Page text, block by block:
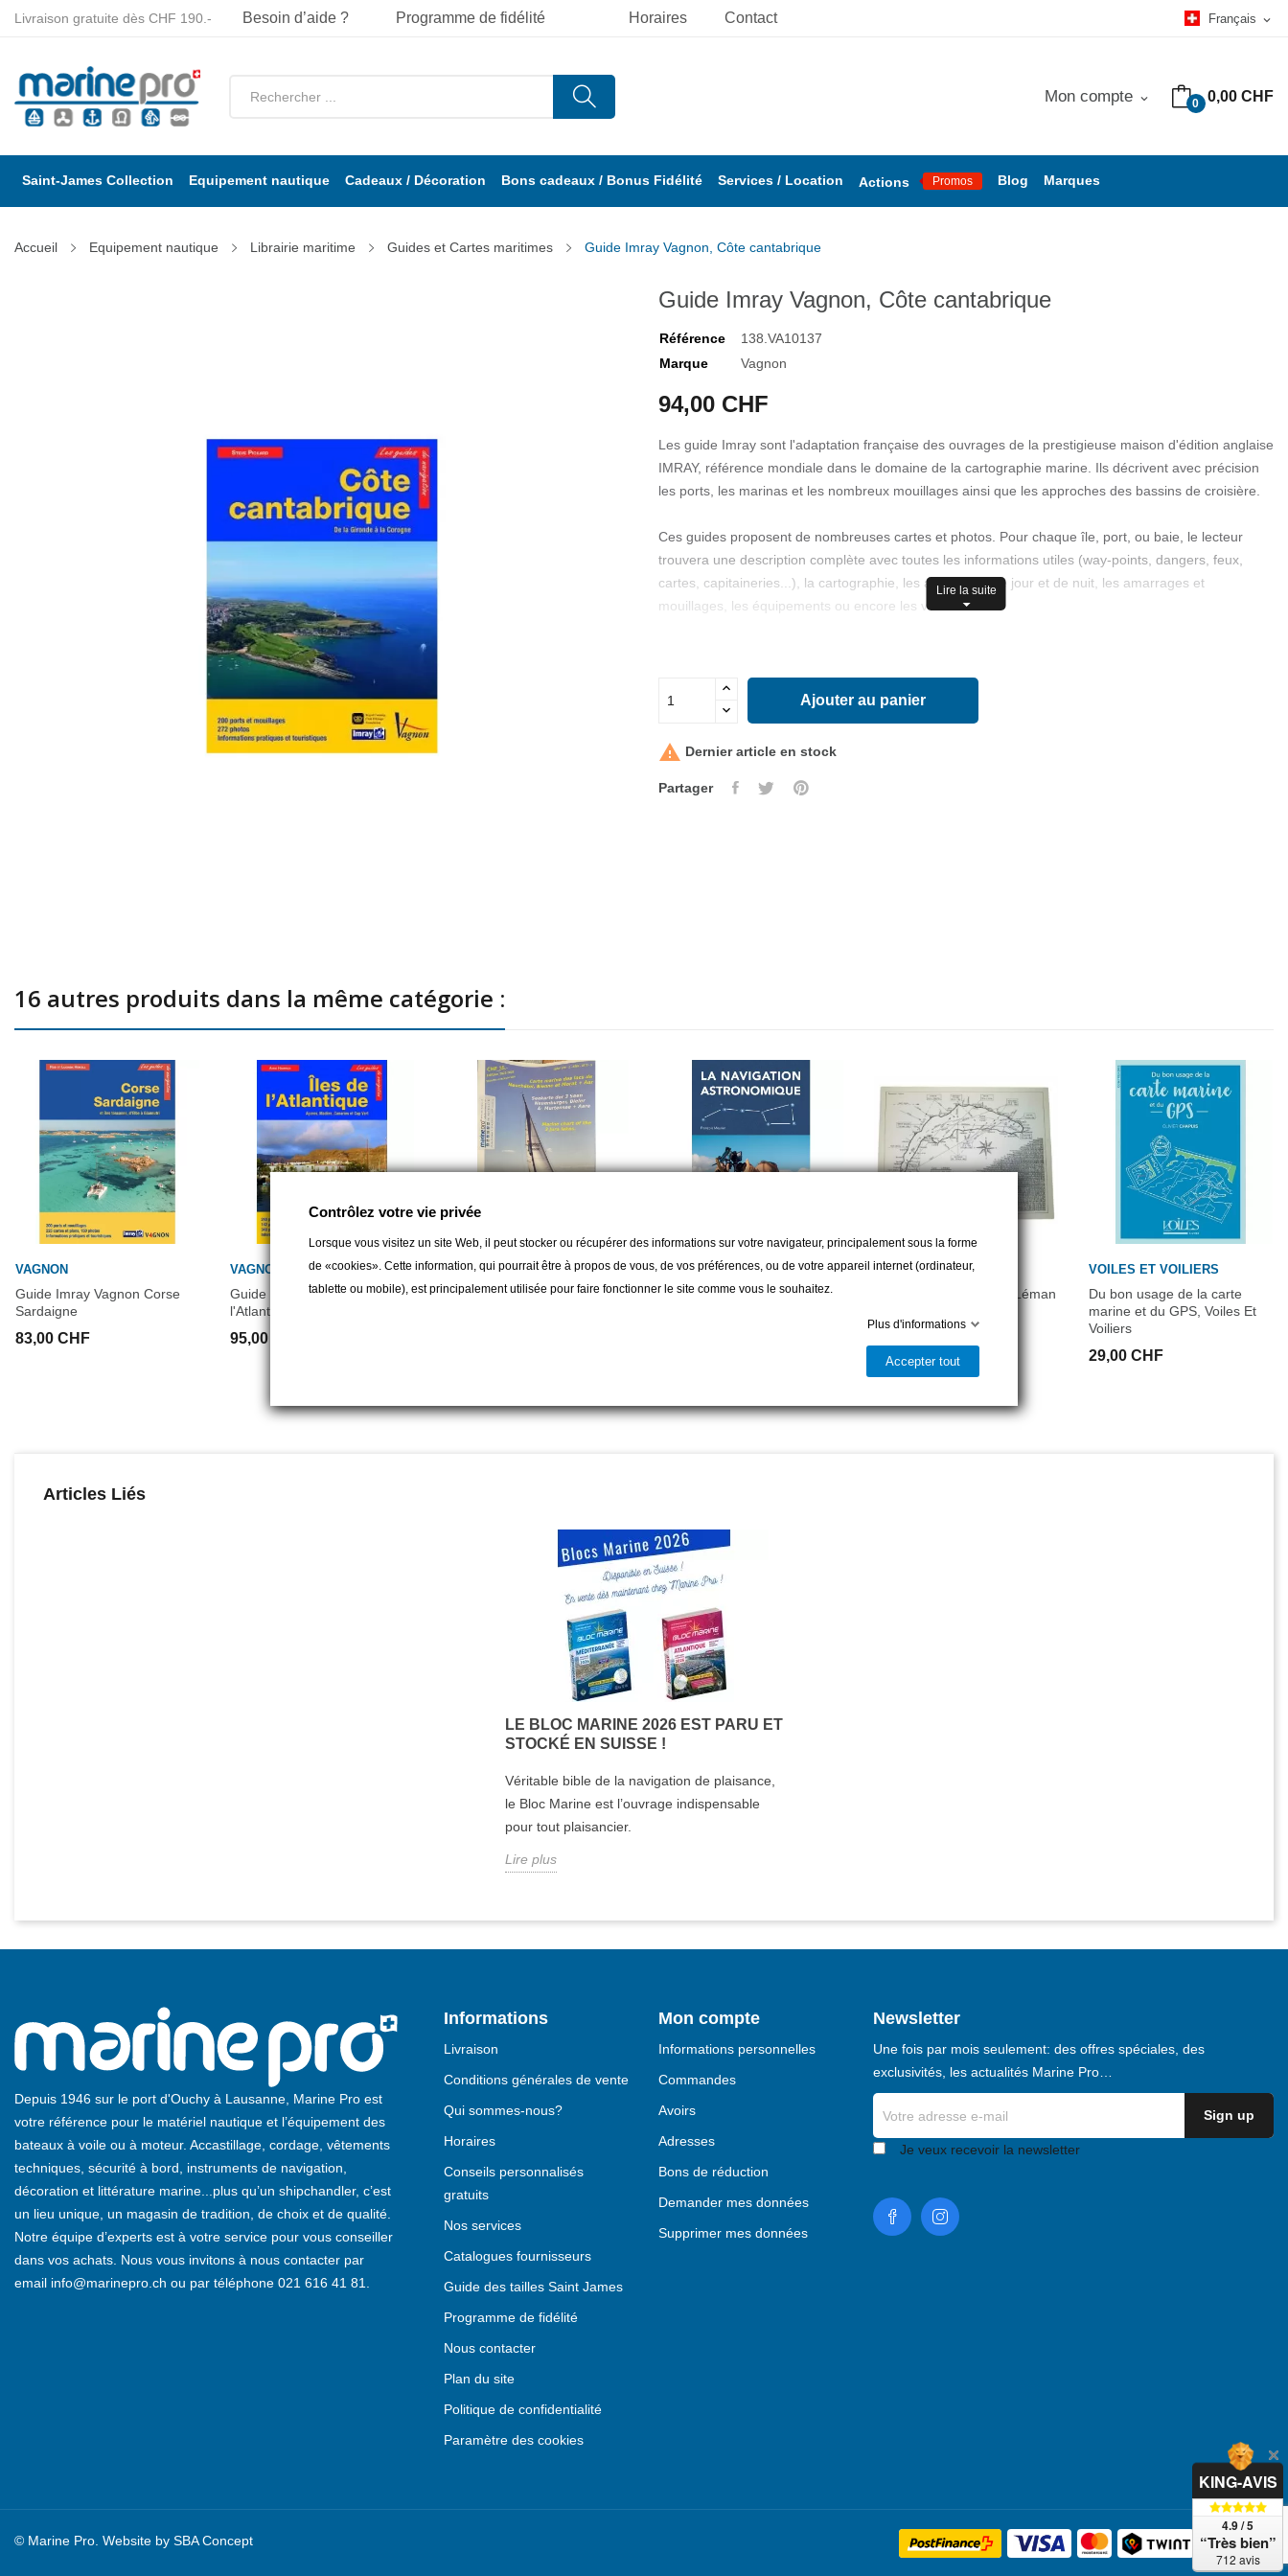
Horaires Contact Français expand_more
Livraison gratuite dès CHF 190.- Besoin d’aide ? Programme de fidélité
0 0,00 CHF
Mon compte expand_more
Saint-James Collection Equipement nautique Cadeaux / Décoration Bons cadeaux / Bonus Fidélité Services / Location Actions Promos Blog Marques
Accueil Equipement nautique Librairie maritime Guides et Cartes maritimes Guide Imray Vagnon, Côte cantabrique
Guide Imray Vagnon, Côte cantabrique
Référence
138.VA10137
Marque
Vagnon
94,00 CHF
Les guide Imray sont l'adaptation française des ouvrages de la prestigieuse maison d'édition anglaise
IMRAY, référence mondiale dans le domaine de la cartographie marine. Ils décrivent avec précision
les ports, les marinas et les nombreux mouillages ainsi que les approches des bassins de croisière.
Ces guides proposent de nombreuses cartes et photos. Pour chaque île, port, ou baie, le lecteur
trouvera une description complète avec toutes les informations utiles (way-points, dangers, feux,
cartes, capitaineries...), la cartographie, les approches de jour et de nuit, les amarrages et
mouillages, les équipements ou encore les visites à faire.
200 ports et mouillages, 272 photos, informations pratiques et touristiques.
Lire la suite
Ajouter au panier
 Dernier article en stock
Partager
16 autres produits dans la même catégorie :
VAGNON
Guide Imray Vagnon Corse
Sardaigne
83,00 CHF
VAGNON
Guide Imray Vagnon, Iles de
l'Atlantique
95,00 CHF
BOSCO YACHTING
Carte des 3 lacs Neuchâtel,
VAGNON
La navigation astronomique,
MARINE PRO
Carte des vents du lac Léman
VOILES ET VOILIERS
Du bon usage de la carte
marine et du GPS, Voiles Et
Voiliers
29,00 CHF
Articles Liés
LE BLOC MARINE 2026 EST PARU ET
STOCKÉ EN SUISSE !
Véritable bible de la navigation de plaisance,
le Bloc Marine est l’ouvrage indispensable
pour tout plaisancier.
Lire plus
Depuis 1946 sur le port d'Ouchy à Lausanne, Marine Pro est
votre référence pour le matériel nautique et l’équipement des
bateaux à voile ou à moteur. Accastillage, cordage, vêtements
techniques, sécurité à bord, instruments de navigation,
décoration et littérature marine...plus qu’un shipchandler, c’est
un lieu unique, un magasin de tradition, de choix et de qualité.
Notre équipe d’experts est à votre service pour vous conseiller
dans vos achats. Nous vous invitons à nous contacter par
email info@marinepro.ch ou par téléphone 021 616 41 81.
Informations
Livraison
Conditions générales de vente
Qui sommes-nous?
Horaires
Conseils personnalisés
gratuits
Nos services
Catalogues fournisseurs
Guide des tailles Saint James
Programme de fidélité
Nous contacter
Plan du site
Politique de confidentialité
Paramètre des cookies
Mon compte
Informations personnelles
Commandes
Avoirs
Adresses
Bons de réduction
Demander mes données
Supprimer mes données
Newsletter
Une fois par mois seulement: des offres spéciales, des
exclusivités, les actualités Marine Pro…
Je veux recevoir la newsletter
© Marine Pro. Website by SBA Concept
KING-AVIS
4.9 / 5
“Très bien”
712 avis
Contrôlez votre vie privée
Lorsque vous visitez un site Web, il peut stocker ou récupérer des informations sur votre navigateur, principalement sous la forme
de «cookies». Cette information, qui pourrait être à propos de vous, de vos préférences, ou de votre appareil internet (ordinateur,
tablette ou mobile), est principalement utilisée pour faire fonctionner le site comme vous le souhaitez.
Plus d'informations
Accepter tout